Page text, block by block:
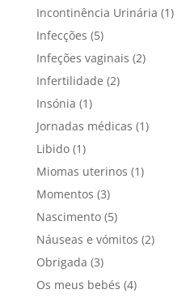
Incontinência Urinária (1)
Infecções (5)
Infeções vaginais (2)
Infertilidade (2)
Insónia (1)
Jornadas médicas (1)
Libido(1)
Miomas uterinos (1)
Momentos (3)
Nascimento(5)
Náuseas e vómitos (2)
Obrigada (3)
Os meus bebés (4)